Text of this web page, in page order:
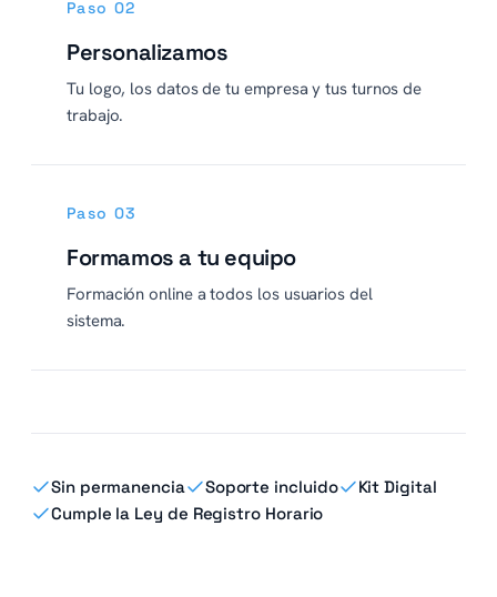
Paso 02
Personalizamos
Tu logo, los datos de tu empresa y tus turnos de
trabajo.
Paso 03
Formamos a tu equipo
Formación online a todos los usuarios del
sistema.
Sin permanencia Soporte incluido
Kit Digital
Cumple la Ley de Registro Horario